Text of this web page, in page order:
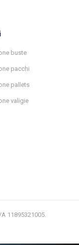
buste
pacchi
pallets
valigie
11895321005.